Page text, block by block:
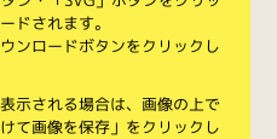
ドされます。
ンロードボタンをクリックし
示される場合は、画像の上で
て画像を保存」をクリックし